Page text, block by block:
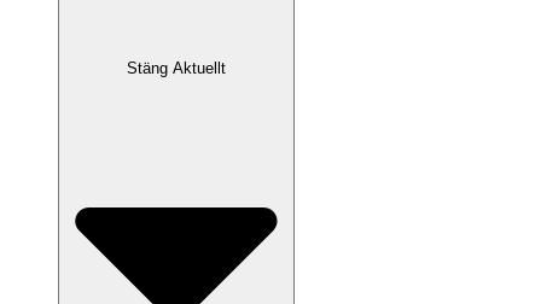
Stäng Aktuellt